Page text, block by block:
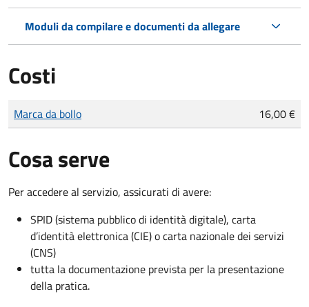
Moduli da compilare e documenti da allegare
Costi
Tipo di pagamento
Importo
Marca da bollo 16,00 €
Cosa serve
Per accedere al servizio, assicurati di avere:
SPID (sistema pubblico di identità digitale), carta
d’identità elettronica (CIE) o carta nazionale dei servizi
(CNS)
tutta la documentazione prevista per la presentazione
della pratica.